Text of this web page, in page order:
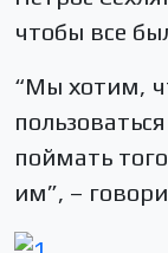
чтобы все
“Мы хотим,
поймать
им”, –